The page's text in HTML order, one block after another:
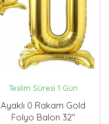
Teslim Süresi 1 Gün
Ayaklı 0 Rakam Gold
Folyo Balon 32"